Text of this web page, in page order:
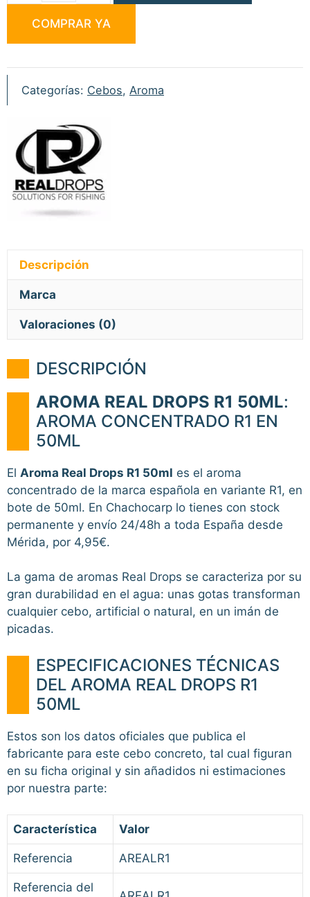
Drops
R1
COMPRAR YA
Categorías: Cebos, Aroma
Descripción
Marca
Valoraciones (0)
DESCRIPCIÓN
AROMA REAL DROPS R1 50ML:
AROMA CONCENTRADO R1 EN
50ML
El Aroma Real Drops R1 50ml es el aroma
concentrado de la marca española en variante R1, en
bote de 50ml. En Chachocarp lo tienes con stock
permanente y envío 24/48h a toda España desde
Mérida, por 4,95€.
La gama de aromas Real Drops se caracteriza por su
gran durabilidad en el agua: unas gotas transforman
cualquier cebo, artificial o natural, en un imán de
picadas.
ESPECIFICACIONES TÉCNICAS
DEL AROMA REAL DROPS R1
50ML
Estos son los datos oficiales que publica el
fabricante para este cebo concreto, tal cual figuran
en su ficha original y sin añadidos ni estimaciones
por nuestra parte:
Característica Valor
Referencia AREALR1
Referencia del